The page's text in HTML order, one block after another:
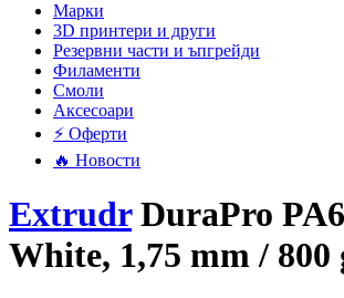
Mарки
3D принтери и други
Резервни части и ъпгрейди
Филаменти
Смоли
Аксесоари
⚡ Оферти
🔥 Новости
ExtrudrDuraPro
White, 1,75 mm / 800